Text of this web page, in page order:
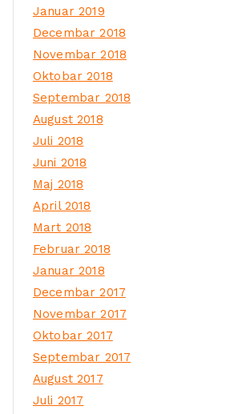
Januar 2019
Decembar 2018
Novembar 2018
Oktobar 2018
Septembar 2018
August 2018
Juli 2018
Juni 2018
Maj 2018
April 2018
Mart 2018
Februar 2018
Januar 2018
Decembar 2017
Novembar 2017
Oktobar 2017
Septembar 2017
August 2017
Juli 2017